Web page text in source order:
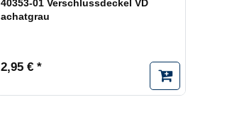
40353-01 Verschlussdeckel VD
achatgrau
2,95 € *